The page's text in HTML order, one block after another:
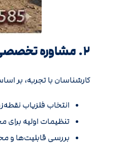
۲. مشاوره تخصصی و انتخاب دستگاه
کارشناسان با تجربه، بر
انتخاب فلزیاب
تنظیمات اولیه
بررسی قابلیت‌ها و